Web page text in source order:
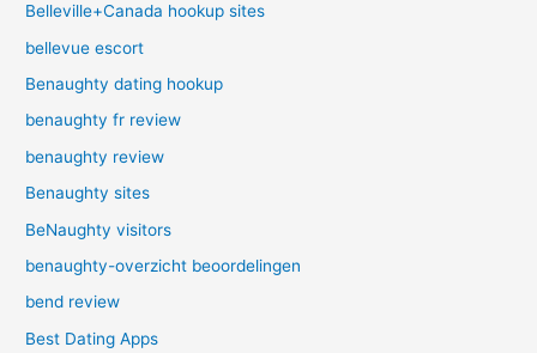
Belleville+Canada hookup sites
bellevue escort
Benaughty dating hookup
benaughty fr review
benaughty review
Benaughty sites
BeNaughty visitors
benaughty-overzicht beoordelingen
bend review
Best Dating Apps